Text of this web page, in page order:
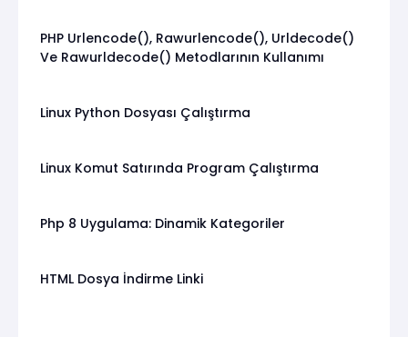
PHP Urlencode(), Rawurlencode(), Urldecode()
Ve Rawurldecode() Metodlarının Kullanımı
Linux Python Dosyası Çalıştırma
Linux Komut Satırında Program Çalıştırma
Php 8 Uygulama: Dinamik Kategoriler
HTML Dosya İndirme Linki